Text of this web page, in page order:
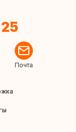
Почта